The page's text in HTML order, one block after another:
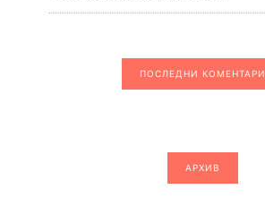
ПОСЛЕДНИ КОМЕНТАРИ
АРХИВ